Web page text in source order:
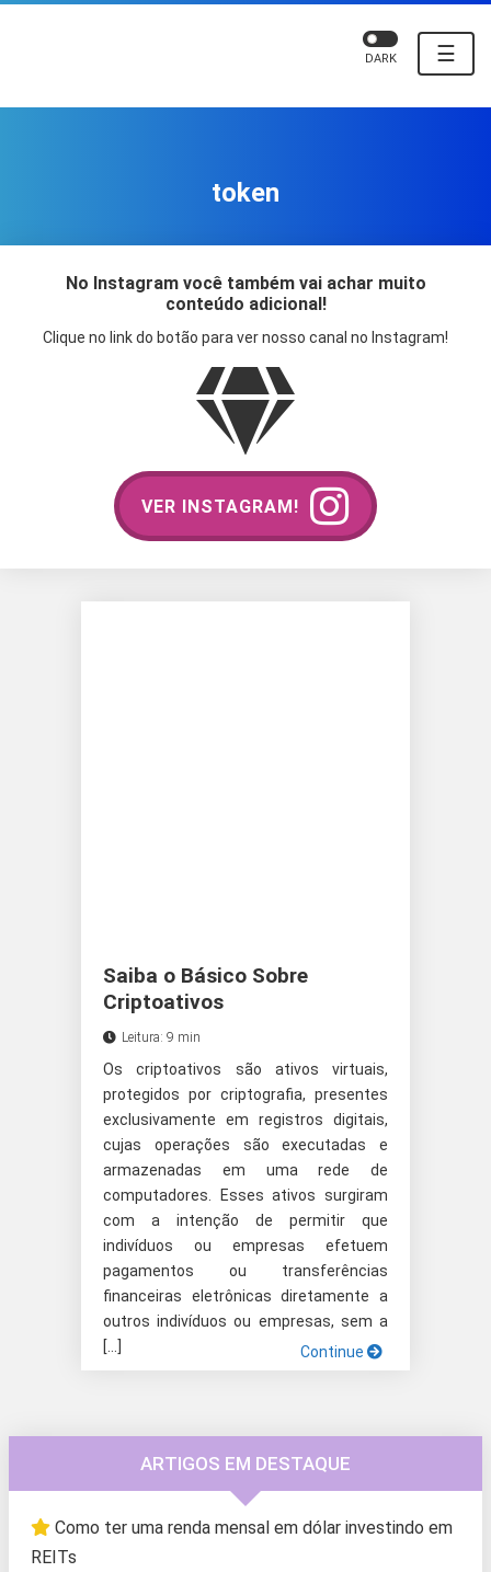
☰
DARK
token
No Instagram você também vai achar muito
conteúdo adicional!
Clique no link do botão para ver nosso canal no Instagram!
VER INSTAGRAM!
Saiba o Básico Sobre
Criptoativos
Leitura: 9 min
Os criptoativos são ativos virtuais,
protegidos por criptografia, presentes
exclusivamente em registros digitais,
cujas operações são executadas e
armazenadas em uma rede de
computadores. Esses ativos surgiram
com a intenção de permitir que
indivíduos ou empresas efetuem
pagamentos ou transferências
financeiras eletrônicas diretamente a
outros indivíduos ou empresas, sem a
[…]
Continue
ARTIGOS EM DESTAQUE
Como ter uma renda mensal em dólar investindo em
REITs